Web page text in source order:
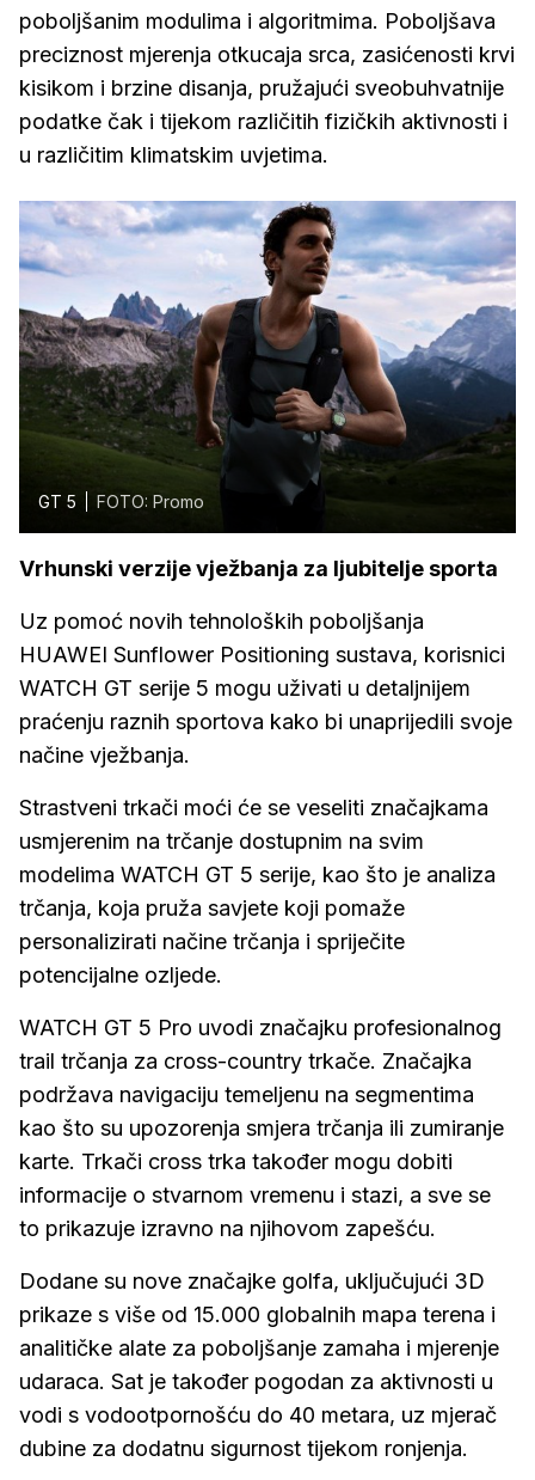
poboljšanim modulima i algoritmima. Poboljšava
preciznost mjerenja otkucaja srca, zasićenosti krvi
kisikom i brzine disanja, pružajući sveobuhvatnije
podatke čak i tijekom različitih fizičkih aktivnosti i
u različitim klimatskim uvjetima.
GT 5 FOTO: Promo
Vrhunski verzije vježbanja za ljubitelje sporta
Uz pomoć novih tehnoloških poboljšanja
HUAWEI Sunflower Positioning sustava, korisnici
WATCH GT serije 5 mogu uživati u detaljnijem
praćenju raznih sportova kako bi unaprijedili svoje
načine vježbanja.
Strastveni trkači moći će se veseliti značajkama
usmjerenim na trčanje dostupnim na svim
modelima WATCH GT 5 serije, kao što je analiza
trčanja, koja pruža savjete koji pomaže
personalizirati načine trčanja i spriječite
potencijalne ozljede.
WATCH GT 5 Pro uvodi značajku profesionalnog
trail trčanja za cross-country trkače. Značajka
podržava navigaciju temeljenu na segmentima
kao što su upozorenja smjera trčanja ili zumiranje
karte. Trkači cross trka također mogu dobiti
informacije o stvarnom vremenu i stazi, a sve se
to prikazuje izravno na njihovom zapešću.
Dodane su nove značajke golfa, uključujući 3D
prikaze s više od 15.000 globalnih mapa terena i
analitičke alate za poboljšanje zamaha i mjerenje
udaraca. Sat je također pogodan za aktivnosti u
vodi s vodootpornošću do 40 metara, uz mjerač
dubine za dodatnu sigurnost tijekom ronjenja.